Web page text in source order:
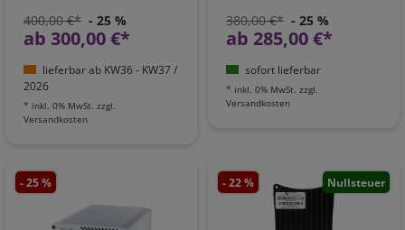
400,00 €* - 25 %
ab 300,00 €*
lieferbar ab KW36 - KW37 /
2026
* inkl. 0% MwSt. zzgl.
Versandkosten
380,00 €* - 25 %
ab 285,00 €*
sofort lieferbar
* inkl. 0% MwSt. zzgl.
Versandkosten
- 25 % - 22 % Nullsteuer